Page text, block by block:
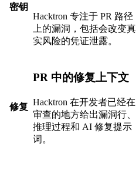
密钥
Hacktron 专注于 PR 路径
上的漏洞，包括会改变真
实风险的凭证泄露。
修复
PR 中的修复上下文
Hacktron 在开发者已经在
审查的地方给出漏洞行、
推理过程和 AI 修复提示
词。